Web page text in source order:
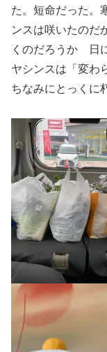
た。短命だった。
ンスは咲いたの
くのだろうか 日
ヤシンスは「変
ちなみにとっくに